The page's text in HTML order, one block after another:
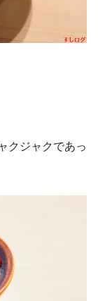
クジャクであっ